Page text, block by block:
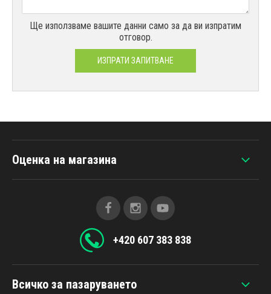
Ще използваме вашите данни само за да ви изпратим
отговор.
ИЗПРАТИ ЗАПИТВАНЕ
Всичко за пазаруването
Оценка на магазина
+420 607 383 838